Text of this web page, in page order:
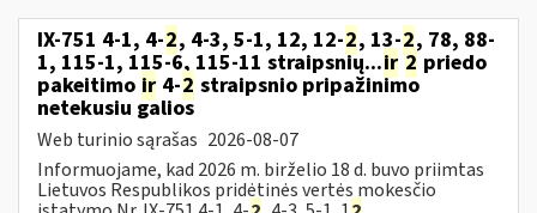
IX-751 4-1, 4-2, 4-3, 5-1, 12, 12-2, 13-2, 78, 88-
1, 115-1, 115-6, 115-11 straipsnių...ir 2 priedo
pakeitimo ir 4-2 straipsnio pripažinimo
netekusiu galios
Web turinio sąrašas 2026-08-07
Informuojame, kad 2026 m. birželio 18 d. buvo priimtas
Lietuvos Respublikos pridėtinės vertės mokesčio